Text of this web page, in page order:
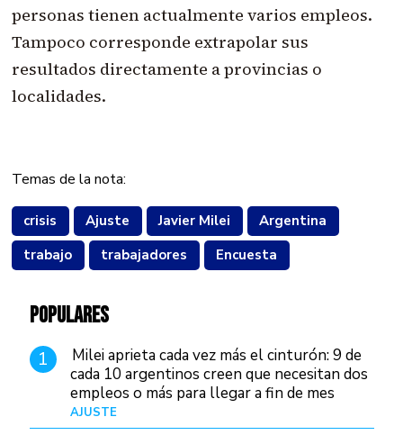
personas tienen actualmente varios empleos.
Tampoco corresponde extrapolar sus
resultados directamente a provincias o
localidades.
Temas de la nota:
crisis Ajuste Javier Milei
Argentina
trabajo
trabajadores Encuesta
POPULARES
1
Milei aprieta cada vez más el cinturón: 9 de
cada 10 argentinos creen que necesitan dos
empleos o más para llegar a fin de mes
AJUSTE